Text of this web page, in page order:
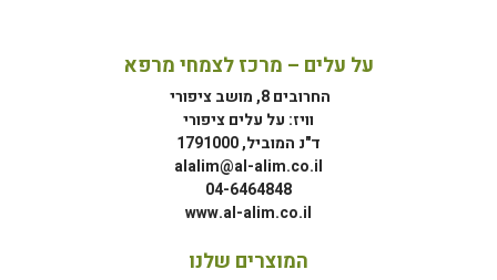
על עלים – מרכז לצמחי מרפא
החרובים 8, מושב ציפורי
וויז: על עלים ציפורי
ד"נ המוביל, 1791000
alalim@al-alim.co.il
04-6464848
www.al-alim.co.il
המוצרים שלנו